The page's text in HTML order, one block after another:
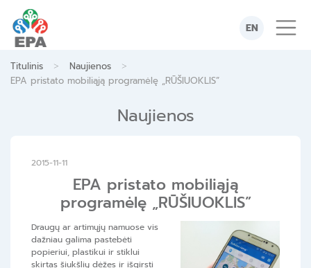
content
EN
Titulinis > Naujienos >
EPA pristato mobiliąją programėlę „RŪŠIUOKLIS”
Naujienos
2015-11-11
EPA pristato mobiliąją
programėlę „RŪŠIUOKLIS”
Draugų ar artimųjų namuose vis
dažniau galima pastebėti
popieriui, plastikui ir stiklui
skirtas šiukšlių dėžes ir išgirsti